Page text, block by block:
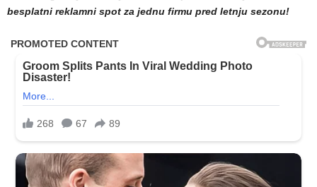
besplatni reklamni spot za jednu firmu pred letnju sezonu!